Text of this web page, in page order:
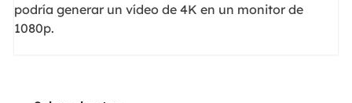
podría generar un vídeo de 4K en un monitor de
1080p.